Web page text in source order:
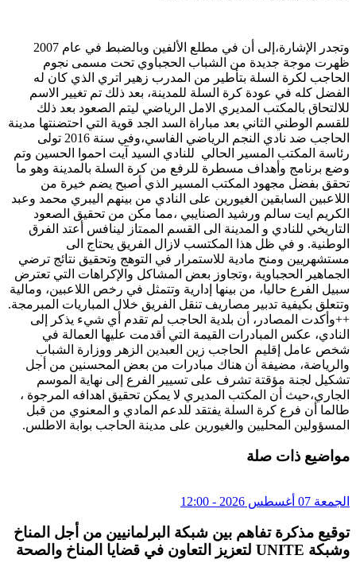
وتجدر الإشارة،إلى أن في مطلع الألفين وبالضبط في عام 2007
ظهرت موجة جديدة من الشباب الحجباوي تحت مسمى نجوم
الحاجب لكرة السلة بتأطير من المدرب زهير اتري الذي كان له
الفضل كله في عودة كرة السلة للمدينة، بعد ذلك تم تغيير الاسم
للالتحاق بالمكتب المديري الامل الرياضي ليتم الصعود بعد ذلك
للقسم الوطني الثاني بعد مباراة السد الجد قوية التي احتضنتها مدينة
الحاجب ضد نادي النجم الرياضي الفاسي،وفي سنة 2016 تولى
رئاسة المكتب المسير الحالي للنادي السيد آيت احموا الحسين وتم
وضع برنامج وأهداف مسطرة للرفع من كرة السلة بالمدينة وهو ما
تحقق بفضل مجهود المكتب المسير الذي أصبح يضم خيرة من
اللاعبين السابقين الغيورين على النادي من بينهم اليبري محمد وعبد
الكريم ايت سالم ورشيد الصنايبي ،مما مكن من تحقيق الصعود
التاريخي للنادي و المدينة الى القسم الممتاز لينافس أعتد الفرق
الوطنية. و في ظل هذا المكتسب لازال الفريق يحتاج الى
مستشهريين ومنح مادية للاستمرار في التوهج وتحقيق نتائج ترضي
الجماهير الحجباوية ،وتجاوز بعض المشاكل والإكراهات التي تعترض
سبيل الفرع حاليا، من بينها إدارية وتتمثل في رخص اللاعبين، ومالية
وتتعلق بكيفية تدبير مصاريف تنقل الفريق خلال المباريات المبرمجة.
++وأكدت المصادر، أن بلدية الحاجب لم تقدم أي شيء يذكر إلى
النادي، عكس المبادرات القيمة التي أقدمت عليها العمالة في
شخص عامل إقليم الحاجب زين العبدين الزهر ووزارة الشباب
والرياضة، مضيفة أن هناك مبادرات من بعض المحسنين من أجل
تشكيل لجنة مؤقتة تشرف على تسيير الفرع إلى نهاية الموسم
الجاري،حيث أن المكتب المديري لا يمكن تحقيق اهدافه المرجوة ،
طالما أن فرع كرة السلة يفتقد للدعم المادي و المعنوي من قبل
المسؤولين المحليين والغيورين على مدينة الحاجب بوابة الاطلس.
مواضيع ذات صلة
الجمعة 07 أغسطس 2026 - 12:00
توقيع مذكرة تفاهم بين شبكة البرلمانيين من أجل المناخ
وشبكة UNITE لتعزيز التعاون في قضايا المناخ والصحة